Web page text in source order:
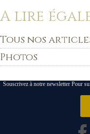
A lire
Tous nos
Photos
Souscrivez à notre newsletter Pour